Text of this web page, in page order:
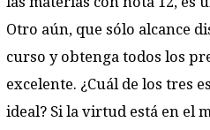
Otro aún, que sólo alcance
curso y obtenga todos los
excelente. ¿Cuál de los tres
ideal? Si la virtud está en el